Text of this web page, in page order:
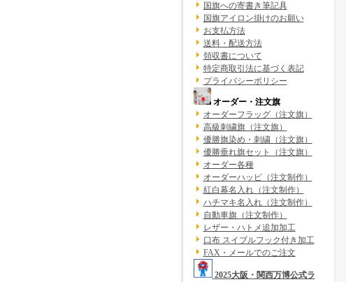
国旗への寄書き筆記具
国旗アイロン掛けのお願い
お支払方法
送料・配送方法
領収書について
特定商取引法に基づく表記
プライバシーポリシー
オーダー・注文旗
オーダーフラッグ（注文旗）
高級刺繍旗（注文旗）
優勝旗染め・刺繍（注文旗）
優勝垂れ旗セット（注文旗）
オーダー各種
オーダーハッピ（注文制作）
紅白幕名入れ（注文制作）
ハチマキ名入れ（注文制作）
自動車旗（注文制作）
レザー・ハトメ追加加工
口布 スイブルフック付き加工
FAX・メールでのご注文
2025大阪・関西万博公式ラ